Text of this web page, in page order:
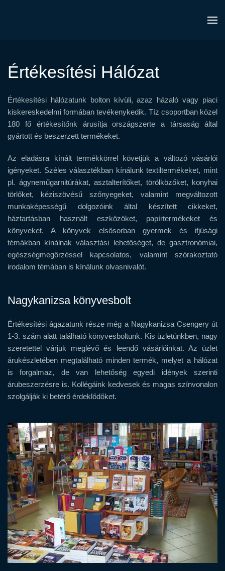
Értékesítési Hálózat
Értékesítési hálózatunk bolton kívüli, azaz házaló vagy piaci
kiskereskedelmi formában tevékenykedik. Tíz csoportban közel
180 fő értékesítőnk árusítja országszerte a társaság által
gyártott és beszerzett termékeket.
Az eladásra kínált termékkörrel követjük a változó vásárlói
igényeket. Széles választékban kínálunk textiltermékeket, mint
pl. ágyneműgarnitúrákat, asztalterítőket, törölközőket, konyhai
törlőket, kéziszövésű szőnyegeket, valamint megváltozott
munkaképességű dolgozóink által készített cikkeket,
háztartásban használt eszközöket, papírtermékeket és
könyveket. A könyvek elsősorban gyermek és ifjúsági
témákban kínálnak választási lehetőséget, de gasztronómiai,
egészségmegőrzéssel kapcsolatos, valamint szórakoztató
irodalom témában is kínálunk olvasnivalót.
Nagykanizsa könyvesbolt
Értékesítési ágazatunk része még a Nagykanizsa Csengery út
1-3. szám alatt található könyvesboltunk. Kis üzletünkben, nagy
szeretettel várjuk meglévő és leendő vásárlóinkat. Az üzlet
árukészletében megtalálható minden termék, melyet a hálózat
is forgalmaz, de van lehetőség egyedi idények szerinti
árubeszerzésre is. Kollégáink kedvesek és magas színvonalon
szolgálják ki betérő érdeklődőket.